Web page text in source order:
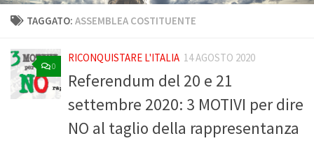
TAGGATO: ASSEMBLEA COSTITUENTE
0
RICONQUISTARE L'ITALIA 14 AGOSTO 2020
Referendum del 20 e 21
settembre 2020: 3 MOTIVI per dire
NO al taglio della rappresentanza